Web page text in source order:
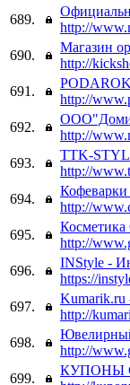
689.
http://
690.
Магазин
http://
691.
http://
692.
http://
693.
TTK-
http://
694.
http://
695.
Косметика
http://
696.
INStyle -
https://
697.
Kumarik.ru
http://
698.
http://
699.
КУПОНЫ